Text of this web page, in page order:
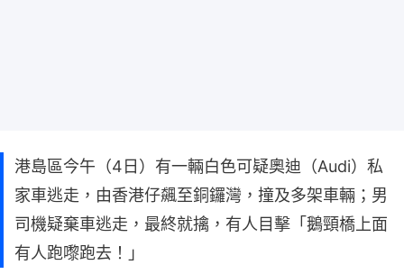
港島區今午（4日）有一輛白色可疑奧迪（Audi）私
家車逃走，由香港仔飆至銅鑼灣，撞及多架車輛；男
司機疑棄車逃走，最終就擒，有人目擊「鵝頸橋上面
有人跑嚟跑去！」